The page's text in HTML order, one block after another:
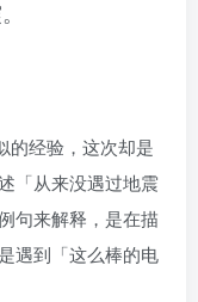
的经验，这次却是
「从来没遇过地震
句来解释，是在描
遇到「这么棒的电